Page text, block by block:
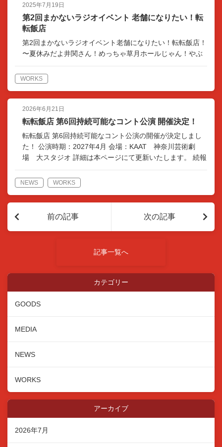
2025年7月19日
第2回まかないラジオイベント 老舗になりたい！転
転飯店
第2回まかないラジオイベント老舗になりたい！転転飯店！
〜夏休みだよ井関さん！めっちゃ草月ホールじゃん！やぶ
赤坂草月ホールみなさまようこそおいでませさすがに大き
くない…
WORKS
2026年6月21日
転転飯店 第6回持続可能なコント公演 開催決定！
転転飯店 第6回持続可能なコント公演の開催が決定しまし
た！ 公演時期：2027年4月 会場：KAAT 神奈川芸術劇
場 大スタジオ 詳細は本ページにて更新いたします。 続報
NEWS WORKS
前の記事 次の記事
記事一覧へ
カテゴリー
GOODS
MEDIA
NEWS
WORKS
アーカイブ
2026年7月